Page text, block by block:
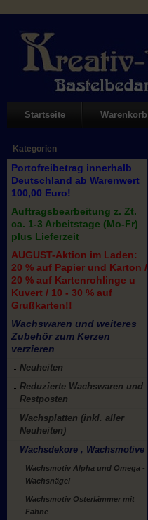
Startseite Warenkorb
Kategorien
Portofreibetrag innerhalb
Deutschland ab Warenwert
100,00 Euro!
Auftragsbearbeitung z. Zt.
ca. 1-3 Arbeitstage (Mo-Fr)
plus Lieferzeit
AUGUST-Aktion im Laden:
20 % auf Papier und Karton /
20 % auf Kartenrohlinge u
Kuvert / 10 - 30 % auf
Grußkarten!!
Wachswaren und weiteres
Zubehör zum Kerzen
verzieren
Neuheiten
Reduzierte Wachswaren und
Restposten
Wachsplatten (inkl. aller
Neuheiten)
Wachsdekore , Wachsmotive
Wachsmotiv Alpha und Omega -
Wachsnägel
Wachsmotiv Osterlämmer mit
Fahne